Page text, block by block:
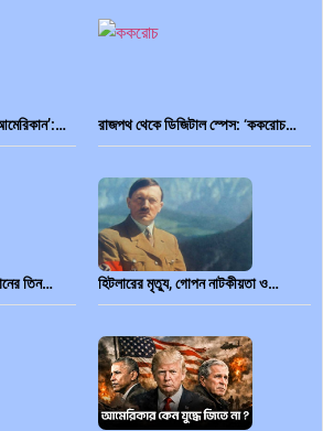
রাজপথ থেকে ডিজিটাল স্পেস: ‘ককরোচ…
তিন… হিটলারের মৃত্যু, গোপন নাটকীয়তা ও…